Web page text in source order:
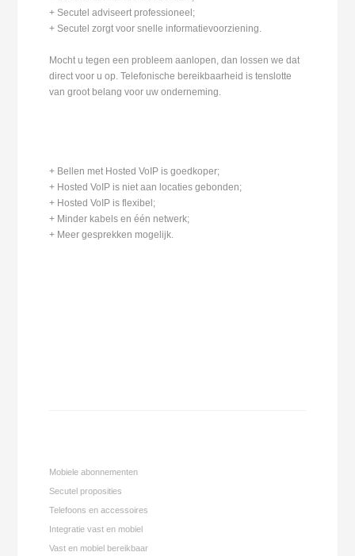
+ Secutel adviseert professioneel;
+ Secutel zorgt voor snelle informatievoorziening.
Mocht u tegen een probleem aanlopen, dan lossen we dat
direct voor u op. Telefonische bereikbaarheid is tenslotte
van groot belang voor uw onderneming.
+ Bellen met Hosted VoIP is goedkoper;
+ Hosted VoIP is niet aan locaties gebonden;
+ Hosted VoIP is flexibel;
+ Minder kabels en één netwerk;
+ Meer gesprekken mogelijk.
Mobiele abonnementen
Secutel proposities
Telefoons en accessoires
Integratie vast en mobiel
Vast en mobiel bereikbaar